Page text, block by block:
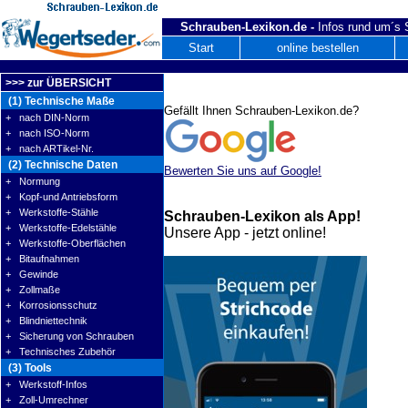
Schrauben-Lexikon.de - Infos rund um´s
Start
online bestellen
>>> zur ÜBERSICHT
(1) Technische Maße
+ nach DIN-Norm
+ nach ISO-Norm
+ nach ARTikel-Nr.
(2) Technische Daten
+ Normung
+ Kopf-und Antriebsform
+ Werkstoffe-Stähle
+ Werkstoffe-Edelstähle
+ Werkstoffe-Oberflächen
+ Bitaufnahmen
+ Gewinde
+ Zollmaße
+ Korrosionsschutz
+ Blindniettechnik
+ Sicherung von Schrauben
+ Technisches Zubehör
(3) Tools
+ Werkstoff-Infos
+ Zoll-Umrechner
Gefällt Ihnen Schrauben-Lexikon.de?
Bewerten Sie uns auf Google!
Schrauben-Lexikon als App!
Unsere App - jetzt online!